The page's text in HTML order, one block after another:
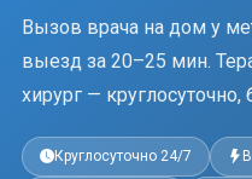
Вызов врача на дом у
выезд за 20–25 мин.
хирург —
Круглосуточно 24/7